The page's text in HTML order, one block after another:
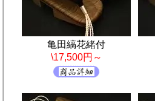
亀田縞花緒付
\17,500円～